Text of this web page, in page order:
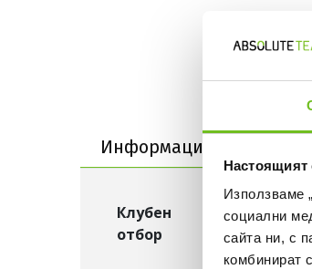
Настоящият
Използваме
социални
сайта ни, с
комбинират
Информация за продукта
Клубен
отбор
Ливърпул